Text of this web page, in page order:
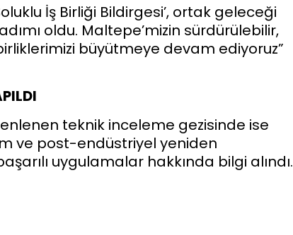
İş Birliği Bildirgesi’, ortak geleceği
oldu. Maltepe’mizin sürdürülebilir,
büyütmeye devam ediyoruz”
teknik inceleme gezisinde ise
ve post-endüstriyel yeniden
uygulamalar hakkında bilgi alındı.